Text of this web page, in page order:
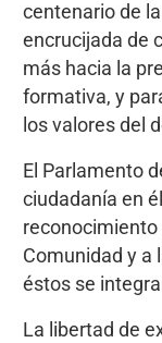
centenario de
encrucijada de
más hacia la
formativa, y
los valores del
El Parlamento
ciudadanía en
reconocimiento
Comunidad y a
éstos se
La libertad de